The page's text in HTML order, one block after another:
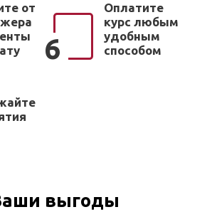
от
6
Оплатите
курс любым
удобным
способом
выгоды